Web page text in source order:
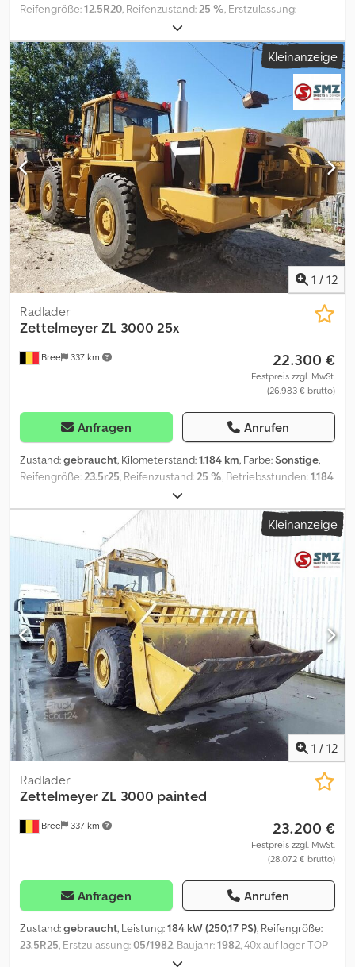
Reifengröße:12.5R20, Reifenzustand:25 %, Erstzulassung:
, Achse 1: Reifenmaß: 12.5R20; Reifen Profil:
25% Achse 2: Reifenmaß: 12.5R20; Reifen Profil: 25% zGG: 5.800 kg
Abmessungen (L x B x H): 500 x 100 x 200 cm =
Firmeninformationen = Bei anfragen immer die lagernummer
sagen bitte (8 chiffern) Bei Smz Smeets & Zonen : - seit 1976 in
Geschäft, schon 65.000 verkauft/1700 pro Jahr/1000 auf Lager -
Komplete Service von A-z Betreuung von Transport/ wir
organisieren zolkennzeichnen (extra!) - Beladung Service zum
billigste Transport weltweit Groblager von alle neue und
gebrauchtteille: We advertiere immer mit unsere bestpreisen
Besuchen Sie für unsere vollständige lager und information wire
empfangen sie auf 130.000m2 land mit 20.000m2 lager und
werkstatt volausgestatett. Dcodpjycm Ewofx Akrsk Shau unsere
video
Kleinanzeige
1 / 12
Bree 337 km
Radlader
ZettelmeyerZL 3000 25x
22.300 €
Festpreis zzgl. MwSt.
(26.983 € brutto)
Anfragen Anrufen
Zustand:gebraucht, Kilometerstand:1.184 km, Farbe:Sonstige,
Reifengröße:23.5r25, Reifenzustand:25 %, Betriebsstunden:1.184
, 40x auf lager TOP ex bundeswehr mit winch wenig stunden
500/1500 fahrt 60km/h hydraulische federung. WIR HABEN ALLE
TEILE IMMER FORHANDEN = Weitere Informationen = Reifenmaß:
23.5r25 Reifen Profil: 25% Leergewicht: 24.000 kg =
Firmeninformationen = Bei anfragen immer die lagernummer
sagen bitte (8 chiffern) Bei Smz Smeets & Zonen : - seit 1976 in
Geschäft, schon 65.000 verkauft/1700 pro Jahr/1000 auf Lager -
Komplete Service von A-z Betreuung von Transport/ wir
organisieren zolkennzeichnen (extra!) - Beladung Service zum
billigste Transport weltweit Dcsdpfx Aouyfd Hjkrek Groblager von
alle neue und gebrauchtteille: We advertiere immer mit unsere
bestpreisen Besuchen Sie für unsere vollständige lager und
information wire empfangen sie auf 130.000m2 land mit 20.000m2
lager und werkstatt volausgestatett. Shau unsere video
Kleinanzeige
1 / 12
Bree 337 km
Radlader
ZettelmeyerZL 3000 painted
23.200 €
Festpreis zzgl. MwSt.
(28.072 € brutto)
Anfragen Anrufen
Zustand:gebraucht, Leistung:184 kW (250,17 PS), Reifengröße:
23.5R25, Erstzulassung:05/1982, Baujahr:1982, 40x auf lager TOP
ex bundeswehr mit winch wenig stunden 500/1500 fahrt 60km/h